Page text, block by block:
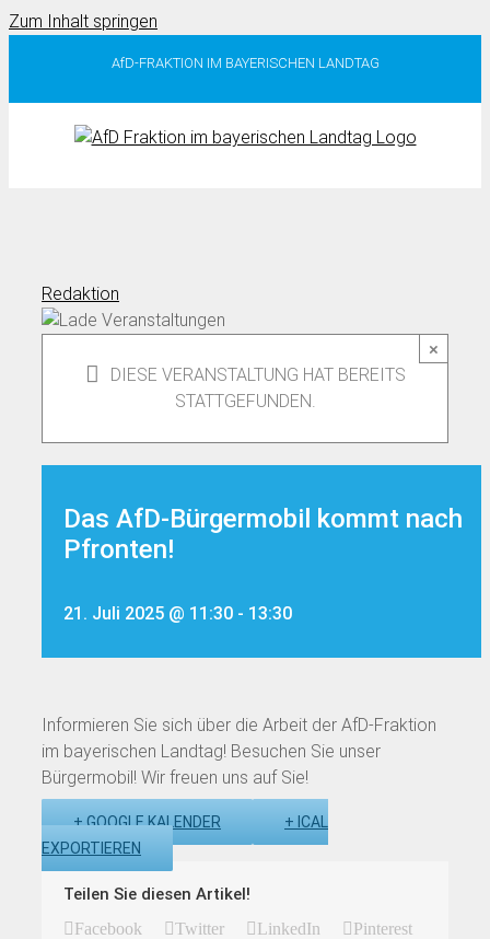
Zum Inhalt springen
AfD-FRAKTION IM BAYERISCHEN LANDTAG
Redaktion
×
DIESE VERANSTALTUNG HAT BEREITS
STATTGEFUNDEN.
Das AfD-Bürgermobil kommt nach
Pfronten!
21. Juli 2025 @ 11:30 - 13:30
Informieren Sie sich über die Arbeit der AfD-Fraktion
im bayerischen Landtag! Besuchen Sie unser
Bürgermobil! Wir freuen uns auf Sie!
+ GOOGLE KALENDER
+ ICAL
EXPORTIEREN
Teilen Sie diesen Artikel!
Facebook Twitter LinkedIn
Pinterest